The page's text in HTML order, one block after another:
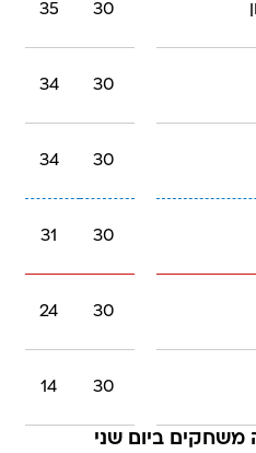
30
35
30
34
30
34
30
31
30
24
30
14
משחקים ביום שני